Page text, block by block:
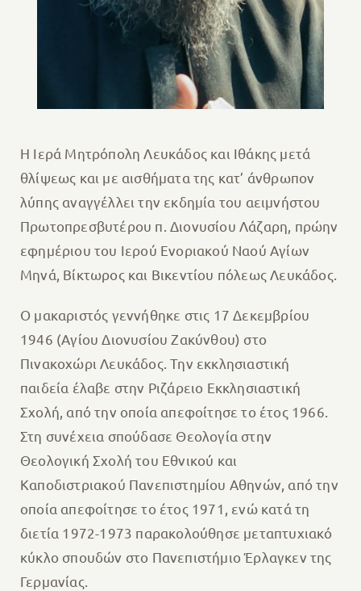
Η Ιερά Μητρόπολη Λευκάδος και Ιθάκης μετά
θλίψεως και με αισθήματα της κατ’ άνθρωπον
λύπης αναγγέλλει την εκδημία του αειμνήστου
Πρωτοπρεσβυτέρου π. Διονυσίου Λάζαρη, πρώην
εφημέριου του Ιερού Ενοριακού Ναού Αγίων
Μηνά, Βίκτωρος και Βικεντίου πόλεως Λευκάδος.
Ο μακαριστός γεννήθηκε στις 17 Δεκεμβρίου
1946 (Αγίου Διονυσίου Ζακύνθου) στο
Πινακοχώρι Λευκάδος. Την εκκλησιαστική
παιδεία έλαβε στην Ριζάρειο Εκκλησιαστική
Σχολή, από την οποία απεφοίτησε το έτος 1966.
Στη συνέχεια σπούδασε Θεολογία στην
Θεολογική Σχολή του Εθνικού και
Καποδιστριακού Πανεπιστημίου Αθηνών, από την
οποία απεφοίτησε το έτος 1971, ενώ κατά τη
διετία 1972-1973 παρακολούθησε μεταπτυχιακό
κύκλο σπουδών στο Πανεπιστήμιο Έρλαγκεν της
Γερμανίας.